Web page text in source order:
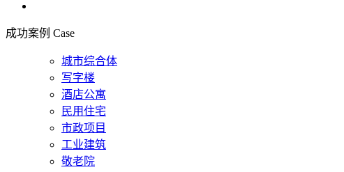
成功案例 Case
城市综合体
写字楼
酒店公寓
民用住宅
市政项目
工业建筑
敬老院